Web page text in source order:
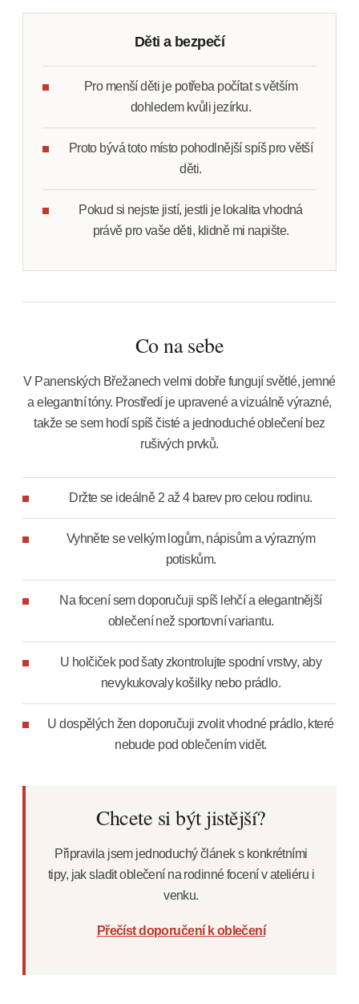
Děti a bezpečí
Pro menší děti je potřeba počítat s větším
dohledem kvůli jezírku.
Proto bývá toto místo pohodlnější spíš pro větší
děti.
Pokud si nejste jistí, jestli je lokalita vhodná
právě pro vaše děti, klidně mi napište.
Co na sebe
V Panenských Břežanech velmi dobře fungují světlé, jemné
a elegantní tóny. Prostředí je upravené a vizuálně výrazné,
takže se sem hodí spíš čisté a jednoduché oblečení bez
rušivých prvků.
Držte se ideálně 2 až 4 barev pro celou rodinu.
Vyhněte se velkým logům, nápisům a výrazným
potiskům.
Na focení sem doporučuji spíš lehčí a elegantnější
oblečení než sportovní variantu.
U holčiček pod šaty zkontrolujte spodní vrstvy, aby
nevykukovaly košilky nebo prádlo.
U dospělých žen doporučuji zvolit vhodné prádlo, které
nebude pod oblečením vidět.
Chcete si být jistější?
Připravila jsem jednoduchý článek s konkrétními
tipy, jak sladit oblečení na rodinné focení v ateliéru i
venku.
Přečíst doporučení k oblečení